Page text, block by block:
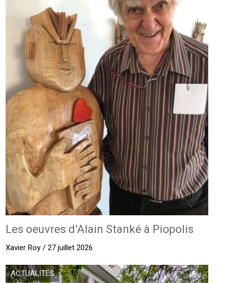
Les oeuvres d’Alain Stanké à Piopolis
Xavier Roy / 27 juillet 2026
ACTUALITÉS